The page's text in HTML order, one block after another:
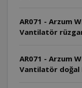
AR071 - Arzum Wındream Power Ayaklı
Vantilatör
AR071 - Arzum Wındream Power Ayaklı
Vantilatör doğal